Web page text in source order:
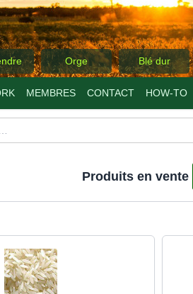
Orge Blé dur
MEMBRES CONTACT ΗΟW-TO
Produits en vente